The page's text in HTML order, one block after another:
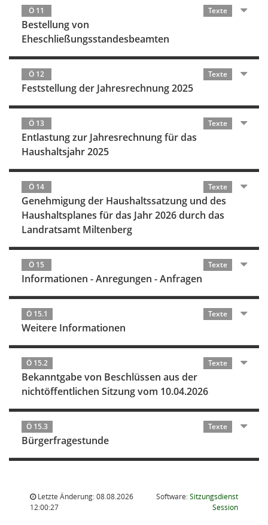
Ö 11 Texte
Bestellung von
Eheschließungsstandesbeamten
Ö 12 Texte
Feststellung der Jahresrechnung 2025
Ö 13 Texte
Entlastung zur Jahresrechnung für das
Haushaltsjahr 2025
Ö 14 Texte
Genehmigung der Haushaltssatzung und des
Haushaltsplanes für das Jahr 2026 durch das
Landratsamt Miltenberg
Ö 15 Texte
Informationen - Anregungen - Anfragen
Ö 15.1 Texte
Weitere Informationen
Ö 15.2 Texte
Bekanntgabe von Beschlüssen aus der
nichtöffentlichen Sitzung vom 10.04.2026
Ö 15.3 Texte
Bürgerfragestunde
Letzte Änderung: 08.08.2026
12:00:27
Software:Sitzungsdienst
Session(Wird in